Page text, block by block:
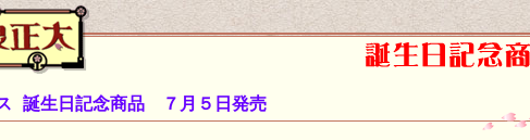
誕生日記念商品 ７月５日発売